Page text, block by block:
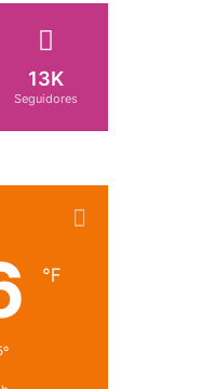
13K
Seguidores
℉